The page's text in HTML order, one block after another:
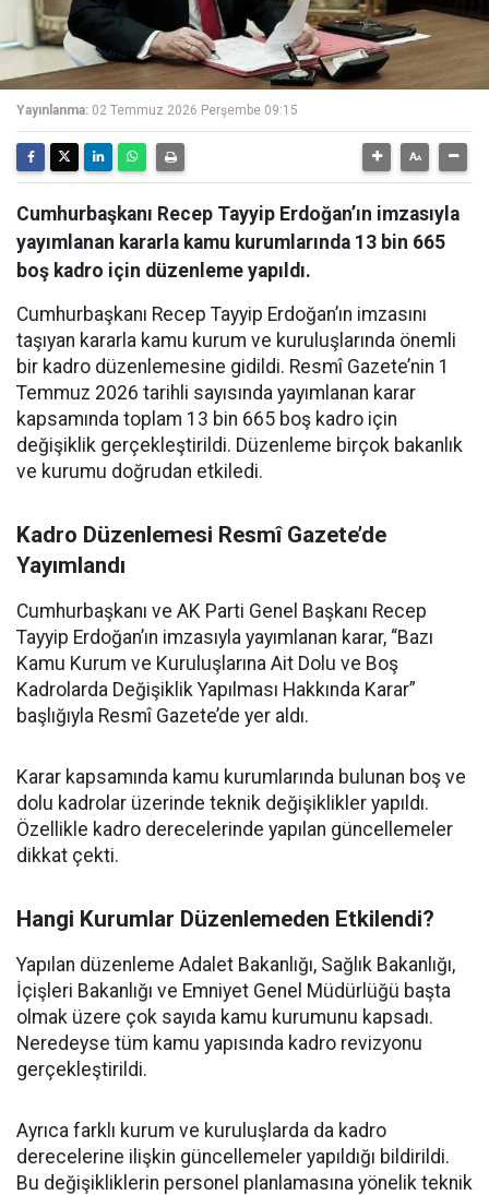
Yayınlanma: 02 Temmuz 2026 Perşembe 09:15
Cumhurbaşkanı Recep Tayyip Erdoğan’ın imzasıyla
yayımlanan kararla kamu kurumlarında 13 bin 665
boş kadro için düzenleme yapıldı.
Cumhurbaşkanı Recep Tayyip Erdoğan’ın imzasını
taşıyan kararla kamu kurum ve kuruluşlarında önemli
bir kadro düzenlemesine gidildi. Resmî Gazete’nin 1
Temmuz 2026 tarihli sayısında yayımlanan karar
kapsamında toplam 13 bin 665 boş kadro için
değişiklik gerçekleştirildi. Düzenleme birçok bakanlık
ve kurumu doğrudan etkiledi.
Kadro Düzenlemesi Resmî Gazete’de
Yayımlandı
Cumhurbaşkanı ve AK Parti Genel Başkanı Recep
Tayyip Erdoğan’ın imzasıyla yayımlanan karar, “Bazı
Kamu Kurum ve Kuruluşlarına Ait Dolu ve Boş
Kadrolarda Değişiklik Yapılması Hakkında Karar”
başlığıyla Resmî Gazete’de yer aldı.
Karar kapsamında kamu kurumlarında bulunan boş ve
dolu kadrolar üzerinde teknik değişiklikler yapıldı.
Özellikle kadro derecelerinde yapılan güncellemeler
dikkat çekti.
Hangi Kurumlar Düzenlemeden Etkilendi?
Yapılan düzenleme Adalet Bakanlığı, Sağlık Bakanlığı,
İçişleri Bakanlığı ve Emniyet Genel Müdürlüğü başta
olmak üzere çok sayıda kamu kurumunu kapsadı.
Neredeyse tüm kamu yapısında kadro revizyonu
gerçekleştirildi.
Ayrıca farklı kurum ve kuruluşlarda da kadro
derecelerine ilişkin güncellemeler yapıldığı bildirildi.
Bu değişikliklerin personel planlamasına yönelik teknik